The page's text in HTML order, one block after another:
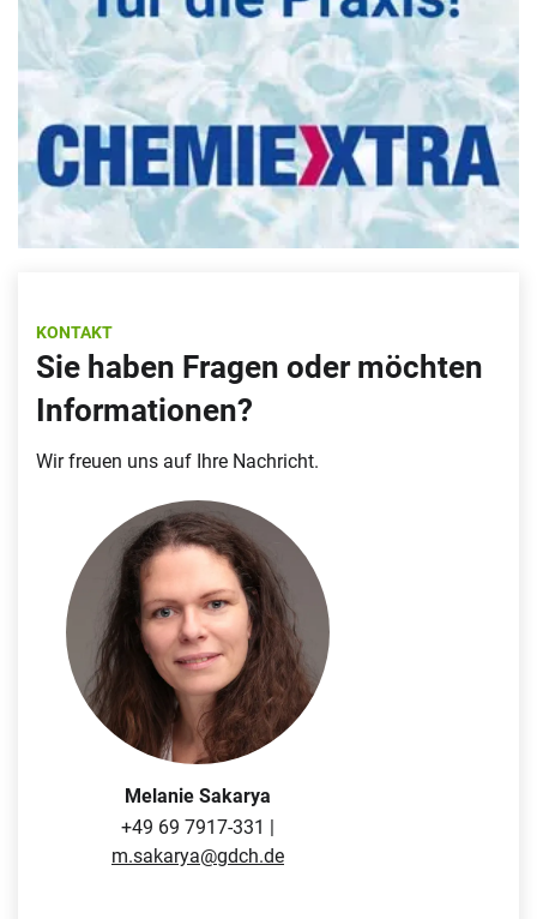
KONTAKT
Sie haben Fragen oder möchten
Informationen?
Wir freuen uns auf Ihre Nachricht.
Melanie Sakarya
+49 69 7917-331 |
m.sakarya@gdch.de